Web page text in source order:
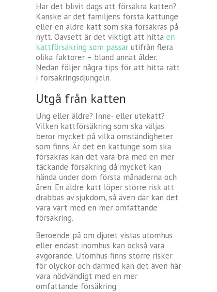
Har det blivit dags att försäkra katten?
Kanske är det familjens första kattunge
eller en äldre katt som ska försäkras på
nytt. Oavsett är det viktigt att hitta en
kattförsäkring som passar utifrån flera
olika faktorer – bland annat ålder.
Nedan följer några tips för att hitta rätt
i försäkringsdjungeln.
Utgå från katten
Ung eller äldre? Inne- eller utekatt?
Vilken kattförsäkring som ska väljas
beror mycket på vilka omständigheter
som finns. Är det en kattunge som ska
försäkras kan det vara bra med en mer
täckande försäkring då mycket kan
hända under dom första månaderna och
åren. En äldre katt löper större risk att
drabbas av sjukdom, så även där kan det
vara värt med en mer omfattande
försäkring.
Beroende på om djuret vistas utomhus
eller endast inomhus kan också vara
avgörande. Utomhus finns större risker
för olyckor och därmed kan det även här
vara nödvändigt med en mer
omfattande försäkring.